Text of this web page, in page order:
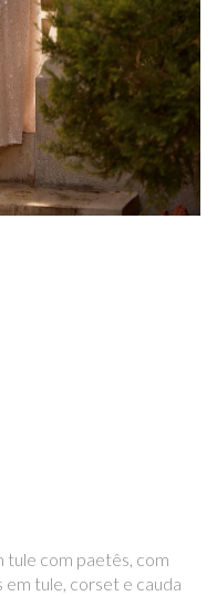
tule com paetês, com
em tule, corset e cauda